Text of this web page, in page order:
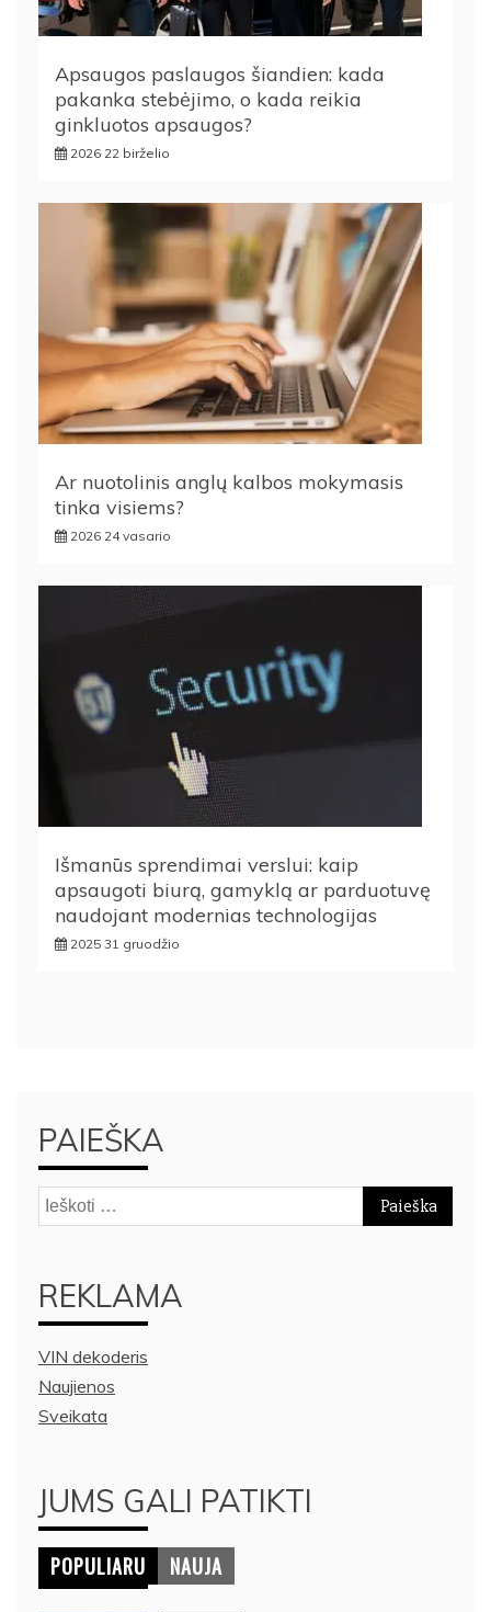
Apsaugos paslaugos šiandien: kada
pakanka stebėjimo, o kada reikia
ginkluotos apsaugos?
2026 22 birželio
Ar nuotolinis anglų kalbos mokymasis
tinka visiems?
2026 24 vasario
Išmanūs sprendimai verslui: kaip
apsaugoti biurą, gamyklą ar parduotuvę
naudojant modernias technologijas
2025 31 gruodžio
PAIEŠKA
Ieškoti:
REKLAMA
VIN dekoderis
Naujienos
Sveikata
JUMS GALI PATIKTI
POPULIARU NAUJA